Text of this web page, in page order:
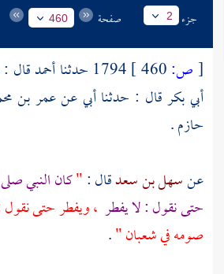
جزء 2 صفحة 460
[ص: 1794 حدثنا أحمدقال
أبي بكرقال : حدثنا أبي عنعمر بن
حازم.
عنسهل بن سعدقال :"كان النبي
حتى نقول : لا يفطر ، ويفطر حتى
صومه في شعبان ".